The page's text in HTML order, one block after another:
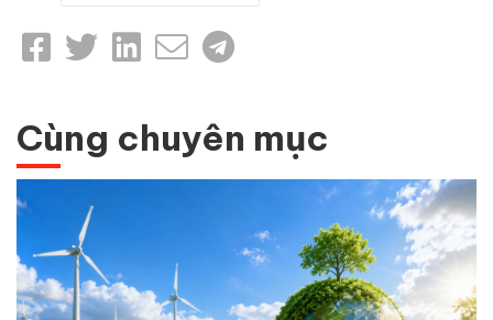
Cùng chuyên mục